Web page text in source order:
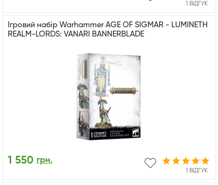
1 ВІДГУК
Ігровий набір Warhammer AGE OF SIGMAR - LUMINETH
REALM-LORDS: VANARI BANNERBLADE
1 ВІДГУК
1 550 грн.